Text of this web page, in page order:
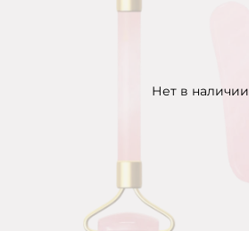
Нет в наличии